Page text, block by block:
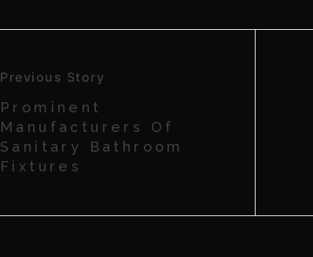
Previous Story
Prominent
Manufacturers Of
Sanitary Bathroom
Fixtures